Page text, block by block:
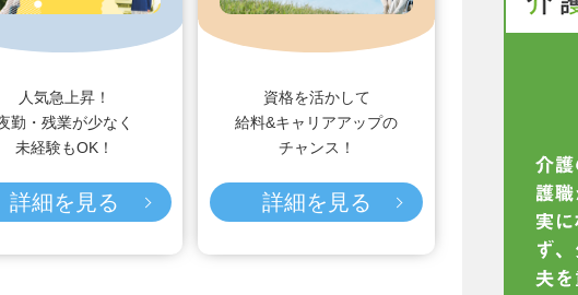
人気急上昇！
勤・残業が少なく
未経験もOK！
詳細を見る
資格を活かして
給料&キャリアアップの
チャンス！
詳細を見る